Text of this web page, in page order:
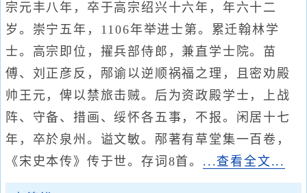
宗元丰八年，卒于高宗绍兴十六年，年六十二
岁。崇宁五年，1106年举进士第。累迁翰林学
士。高宗即位，擢兵部侍郎，兼直学士院。苗
傅、刘正彦反，邴谕以逆顺祸福之理，且密劝殿
帅王元，俾以禁旅击贼。后为资政殿学士，上战
阵、守备、措画、绥怀各五事，不报。闲居十七
年，卒於泉州。谥文敏。邴著有草堂集一百卷，
《宋史本传》传于世。存词8首。 ...查看全文...